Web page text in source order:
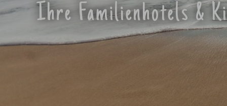
Ihre Familienhotels &